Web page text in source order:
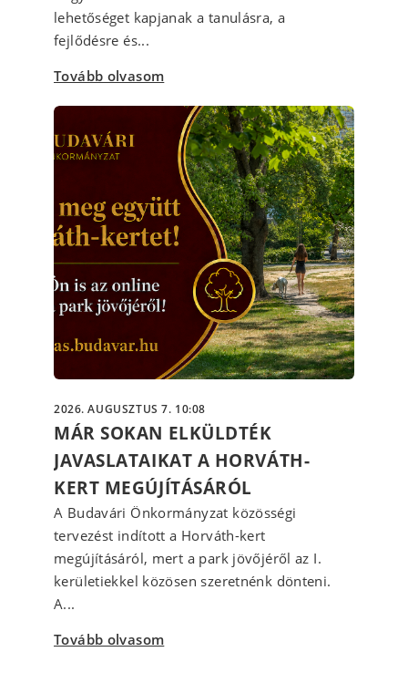
lehetőséget kapjanak a tanulásra, a
fejlődésre és...
Tovább olvasom
2026. AUGUSZTUS 7. 10:08
MÁR SOKAN ELKÜLDTÉK
JAVASLATAIKAT A HORVÁTH-
KERT MEGÚJÍTÁSÁRÓL
A Budavári Önkormányzat közösségi
tervezést indított a Horváth-kert
megújításáról, mert a park jövőjéről az I.
kerületiekkel közösen szeretnénk dönteni.
A...
Tovább olvasom